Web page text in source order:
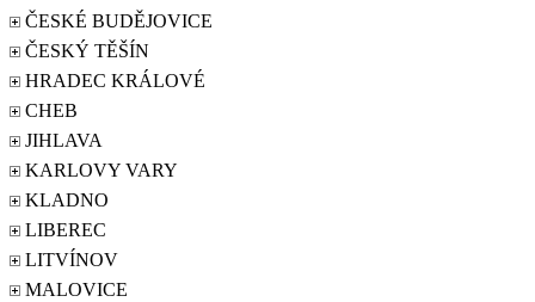
ČESKÉ BUDĚJOVICE
ČESKÝ TĚŠÍN
HRADEC KRÁLOVÉ
CHEB
JIHLAVA
KARLOVY VARY
KLADNO
LIBEREC
LITVÍNOV
MALOVICE